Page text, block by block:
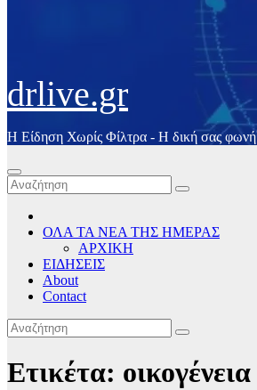
drlive.gr
Η Είδηση Χωρίς Φίλτρα - H δική σας φωνή
ΟΛΑ ΤΑ ΝΕΑ ΤΗΣ ΗΜΕΡΑΣ
ΑΡΧΙΚΗ
ΕΙΔΗΣΕΙΣ
About
Contact
Ετικέτα: οικογένεια